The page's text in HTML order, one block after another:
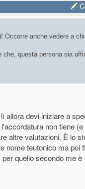
Occorre anche vedere a
che, questa persona sia
allora devi iniziare a
non tiene
altre valutazioni. È lo
nome teutonico ma poi
quello secondo me è